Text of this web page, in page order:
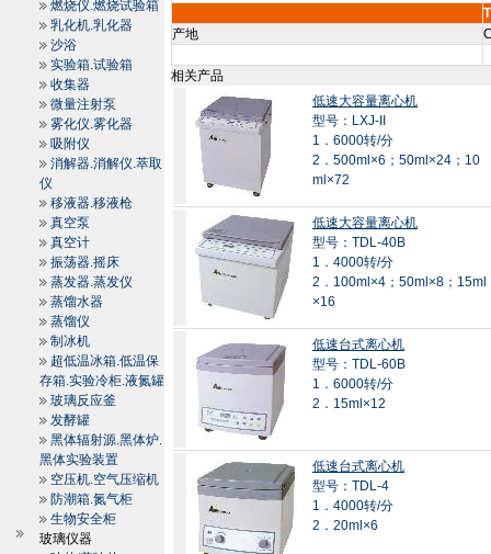
燃烧仪.燃烧试验箱
乳化机.乳化器
沙浴
实验箱.试验箱
收集器
微量注射泵
雾化仪.雾化器
吸附仪
消解器.消解仪.萃取
仪
移液器.移液枪
真空泵
真空计
振荡器.摇床
蒸发器.蒸发仪
蒸馏水器
蒸馏仪
制冰机
超低温冰箱.低温保
存箱.实验冷柜.液氮罐
玻璃反应釜
发酵罐
黑体辐射源.黑体炉.
黑体实验装置
空压机.空气压缩机
防潮箱.氮气柜
生物安全柜
玻璃仪器
产地
相关产品
低速大容量离心机
型号：LXJ-II
1．6000转/分
2．500ml×6；50ml×24；10
ml×72
低速大容量离心机
型号：TDL-40B
1．4000转/分
2．100ml×4；50ml×8；15ml
×16
低速台式离心机
型号：TDL-60B
1．6000转/分
2．15ml×12
低速台式离心机
型号：TDL-4
1．4000转/分
2．20ml×6